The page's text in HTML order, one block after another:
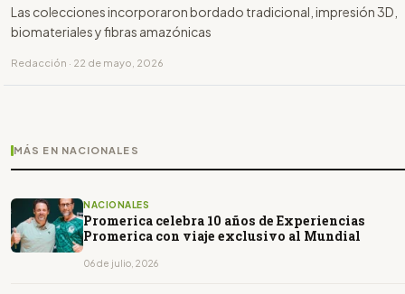
Las colecciones incorporaron bordado tradicional, impresión 3D,
biomateriales y fibras amazónicas
Redacción · 22 de mayo, 2026
MÁS EN NACIONALES
NACIONALES
Promerica celebra 10 años de Experiencias
Promerica con viaje exclusivo al Mundial
06 de julio, 2026